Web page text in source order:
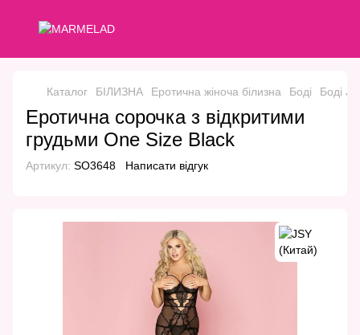
Каталог БІЛИЗНА Еротична жіноча білизна Боді Боді
Еротична сорочка з відкритими
грудьми One Size Black
Артикул: SO3648 Написати відгук